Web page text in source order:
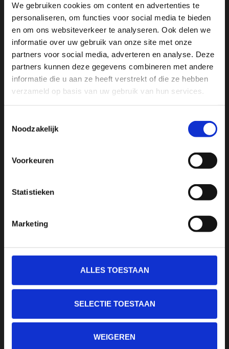
We gebruiken cookies om content en advertenties te
personaliseren, om functies voor social media te bieden
en om ons websiteverkeer te analyseren. Ook delen we
informatie over uw gebruik van onze site met onze
partners voor social media, adverteren en analyse. Deze
partners kunnen deze gegevens combineren met andere
informatie die u aan ze heeft verstrekt of die ze hebben
verzameld op basis van uw gebruik van hun services.
Noodzakelijk
Voorkeuren
Statistieken
Marketing
ALLES TOESTAAN
SELECTIE TOESTAAN
WEIGEREN
SCHRIJF JE IN VOOR ONZE NIEUWSBRIEF
En ontvang direct 10% korting in onze webwinkel
+31 35 6225294